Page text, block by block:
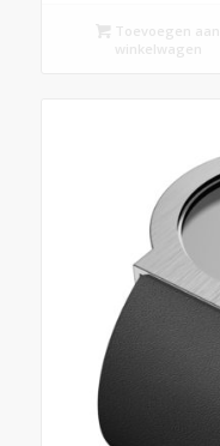
Toevoegen aan
winkelwagen